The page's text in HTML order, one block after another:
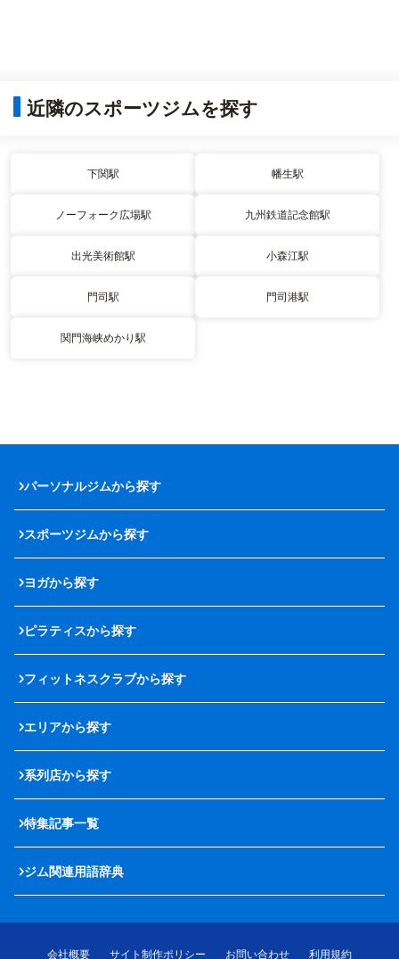
近隣のスポーツジムを探す
下関駅 幡生駅
ノーフォーク広場駅 九州鉄道記念館駅
出光美術館駅 小森江駅
門司駅 門司港駅
関門海峡めかり駅
パーソナルジムから探す
スポーツジムから探す
ヨガから探す
ピラティスから探す
フィットネスクラブから探す
エリアから探す
系列店から探す
特集記事一覧
ジム関連用語辞典
会社概要 サイト制作ポリシー お問い合わせ
利用規約